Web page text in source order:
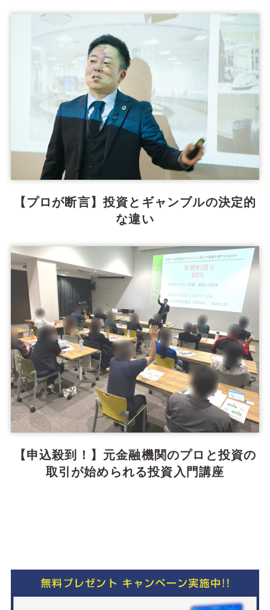
【プロが断言】投資とギャンブルの決定的
な違い
【申込殺到！】元金融機関のプロと投資の
取引が始められる投資入門講座